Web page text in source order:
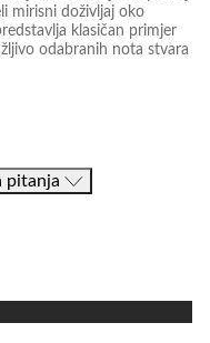
mirisni doživljaj oko
klasičan primjer
odabranih nota stvara
pitanja